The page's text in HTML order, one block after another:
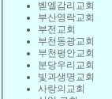
벧엘감리교회
부산영락교회
부전교회
부천동광교회
부천평안교회
분당우리교회
빛과생명교회
사랑의교회